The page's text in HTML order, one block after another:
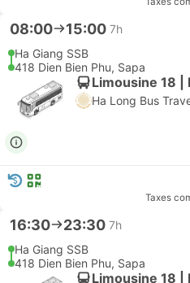
08:00 15:00 7h
Ha Giang SSB
418 Dien Bien Phu, Sapa
Limousine 18 |
Ha Long Bus
Taxes
16:30 23:30 7h
Ha Giang SSB
418 Dien Bien Phu, Sapa
Limousine 18 |